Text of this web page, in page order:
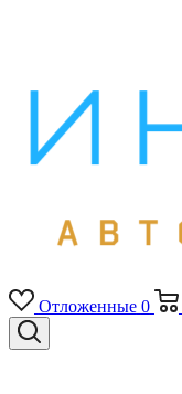
Отложенные 0